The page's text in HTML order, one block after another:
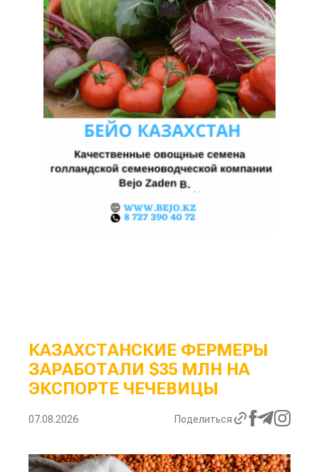
КАЗАХСТАНСКИЕ ФЕРМЕРЫ
ЗАРАБОТАЛИ $35 МЛН НА
ЭКСПОРТЕ ЧЕЧЕВИЦЫ
07.08.2026 Поделиться